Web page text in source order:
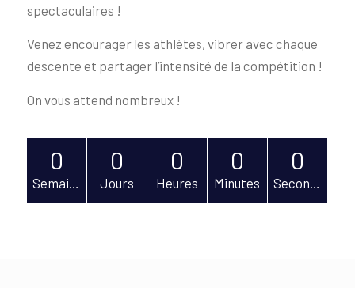
spectaculaires !
Venez encourager les athlètes, vibrer avec chaque
descente et partager l’intensité de la compétition !
On vous attend nombreux !
0
Semaines
0
Jours
0
Heures
0
Minutes
0
Secondes